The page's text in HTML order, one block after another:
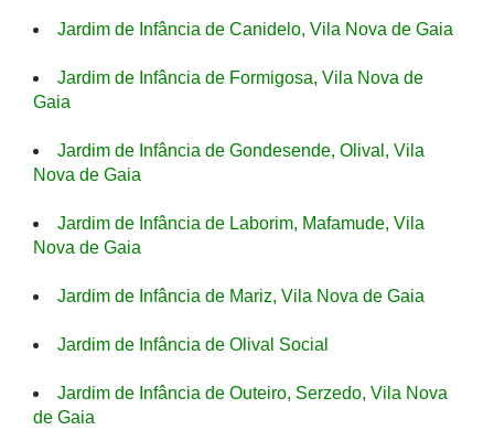
Jardim de Infância de Canidelo, Vila Nova de Gaia
Jardim de Infância de Formigosa, Vila Nova de
Gaia
Jardim de Infância de Gondesende, Olival, Vila
Nova de Gaia
Jardim de Infância de Laborim, Mafamude, Vila
Nova de Gaia
Jardim de Infância de Mariz, Vila Nova de Gaia
Jardim de Infância de Olival Social
Jardim de Infância de Outeiro, Serzedo, Vila Nova
de Gaia